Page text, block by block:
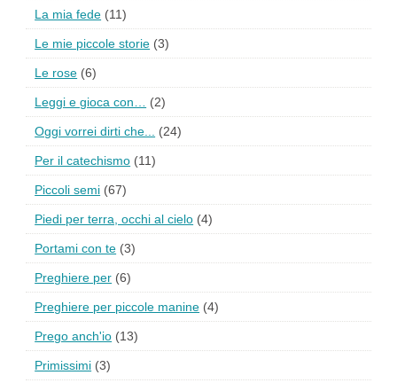
La mia fede (11)
Le mie piccole storie (3)
Le rose (6)
Leggi e gioca con… (2)
Oggi vorrei dirti che... (24)
Per il catechismo (11)
Piccoli semi (67)
Piedi per terra, occhi al cielo (4)
Portami con te (3)
Preghiere per (6)
Preghiere per piccole manine (4)
Prego anch'io (13)
Primissimi (3)